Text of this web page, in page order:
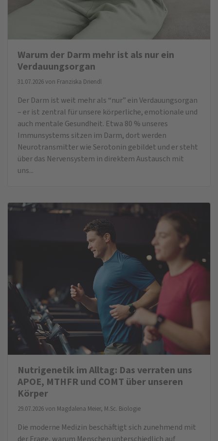
Warum der Darm mehr ist als nur ein
Verdauungsorgan
31.07.2026 von Franziska Driendl
Der Darm ist weit mehr als “nur” ein Verdauungsorgan
– er ist zentral für unsere körperliche, emotionale und
auch mentale Gesundheit. Etwa 80 % unseres
Immunsystems sitzen im Darm, dort werden
Neurotransmitter wie Serotonin gebildet und er steht
über das Nervensystem in direktem Austausch mit
uns...
Nutrigenetik im Alltag: Das verraten uns
APOE, MTHFR und COMT über unseren
Körper
29.07.2026 von Magdalena Meier, M.Sc. Biologie
Die moderne Medizin beschäftigt sich zunehmend mit
der Frage, warum Menschen unterschiedlich auf